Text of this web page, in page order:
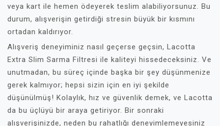
veya kart ile hemen ödeyerek teslim alabiliyorsunuz. Bu
durum, alışverişin getirdiği stresin büyük bir kısmını
ortadan kaldırıyor.
Alışveriş deneyiminiz nasıl geçerse geçsin, Lacotta
Extra Slim Sarma Filtresi ile kaliteyi hissedeceksiniz. Ve
unutmadan, bu süreç içinde başka bir şey düşünmenize
gerek kalmıyor; hepsi sizin için en iyi şekilde
düşünülmüş! Kolaylık, hız ve güvenlik demek, ve Lacotta
da bu üçlüyü bir araya getiriyor. Bir sonraki
alışverişinizde, neden bu rahatlığı deneyimlemeyesiniz